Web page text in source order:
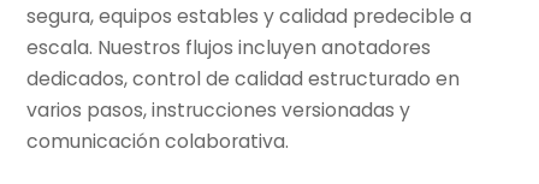
segura, equipos estables y calidad predecible a
escala. Nuestros flujos incluyen anotadores
dedicados, control de calidad estructurado en
varios pasos, instrucciones versionadas y
comunicación colaborativa.